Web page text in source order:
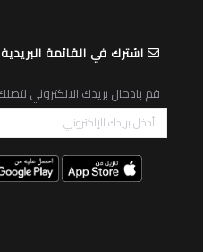
اشترك في القائمة البريدية
قم بادخال بريدك الالكتروني لتصلك